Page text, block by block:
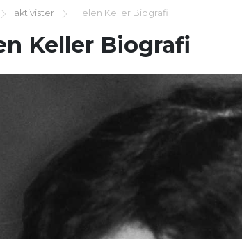
aktivister Helen Keller Biografi
Keller Biografi